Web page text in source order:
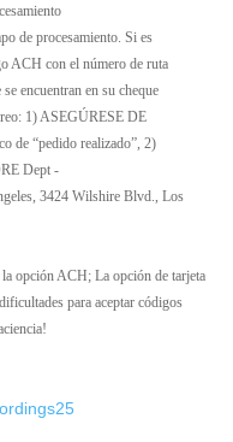
de procesamiento. Si es
ACH con el número de ruta
encuentran en su cheque
1) ASEGÚRESE DE
de “pedido realizado”, 2)
Dept -
3424 Wilshire Blvd., Los
opción ACH; La opción de tarjeta
para aceptar códigos